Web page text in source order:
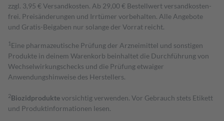
zzgl. 3,95 € Versandkosten. Ab 29,00 € Bestell­wert versand­kosten­
frei. Preisänderungen und Irrtümer vorbehalten. Alle Angebote
und Gratis-Beigaben nur solange der Vorrat reicht.
1 Eine pharmazeutische Prüfung der Arzneimittel und sonstigen
Produkte in deinem Warenkorb beinhaltet die Durchführung von
Wechselwirkungschecks und die Prüfung etwaiger
Anwendungshinweise des Herstellers.
2Biozidproduktevorsichtig verwenden. Vor Gebrauch stets Etikett
und Produktinformationen lesen.